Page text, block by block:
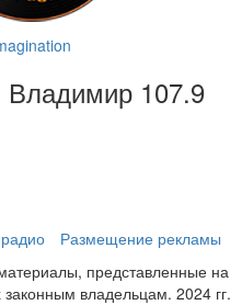
107.9
Размещение рекламы
представленные на
владельцам. 2024 гг.